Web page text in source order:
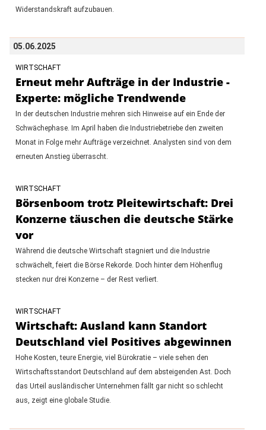
Widerstandskraft aufzubauen.
05.06.2025
WIRTSCHAFT
Erneut mehr Aufträge in der Industrie -
Experte: mögliche Trendwende
In der deutschen Industrie mehren sich Hinweise auf ein Ende der
Schwächephase. Im April haben die Industriebetriebe den zweiten
Monat in Folge mehr Aufträge verzeichnet. Analysten sind von dem
erneuten Anstieg überrascht.
WIRTSCHAFT
Börsenboom trotz Pleitewirtschaft: Drei
Konzerne täuschen die deutsche Stärke
vor
Während die deutsche Wirtschaft stagniert und die Industrie
schwächelt, feiert die Börse Rekorde. Doch hinter dem Höhenflug
stecken nur drei Konzerne – der Rest verliert.
WIRTSCHAFT
Wirtschaft: Ausland kann Standort
Deutschland viel Positives abgewinnen
Hohe Kosten, teure Energie, viel Bürokratie – viele sehen den
Wirtschaftsstandort Deutschland auf dem absteigenden Ast. Doch
das Urteil ausländischer Unternehmen fällt gar nicht so schlecht
aus, zeigt eine globale Studie.